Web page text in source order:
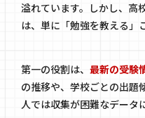
溢れています。しかし、高
は、単に「勉強を教える」
第一の役割は、 最新の受験
の推移や、学校ごとの出題
人では収集が困難なデータ